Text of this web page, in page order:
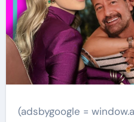
(adsbygoogle =